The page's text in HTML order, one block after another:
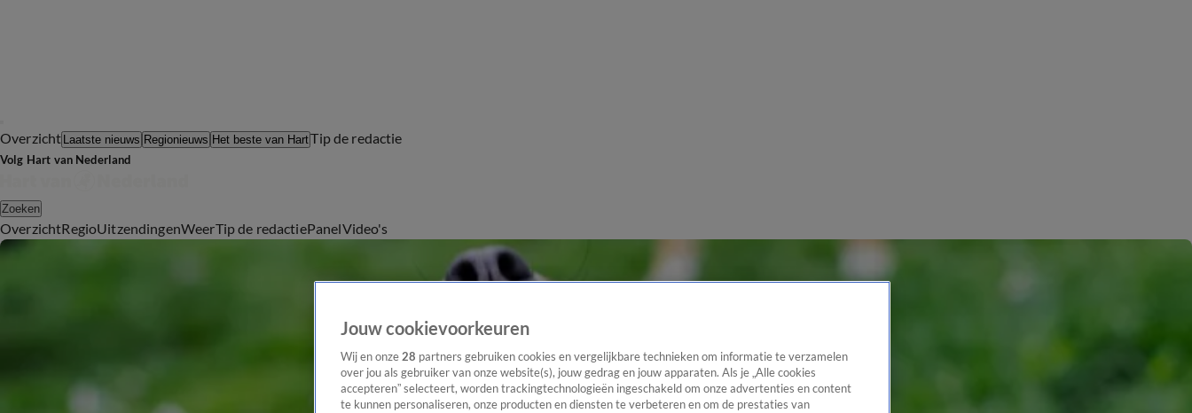
Overzicht Laatste nieuws Regionieuws Het beste van HartTip de redactie
Volg Hart van Nederland
Zoeken
OverzichtRegioUitzendingenWeerTip de redactiePanelVideo's
Jouw cookievoorkeuren
Wij en onze 28 partners gebruiken cookies en vergelijkbare technieken om informatie te verzamelen
over jou als gebruiker van onze website(s), jouw gedrag en jouw apparaten. Als je „Alle cookies
accepteren” selecteert, worden trackingtechnologieën ingeschakeld om onze advertenties en content
te kunnen personaliseren, onze producten en diensten te verbeteren en om de prestaties van